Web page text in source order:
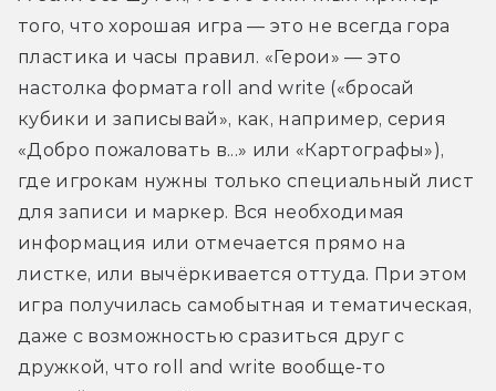
того, что хорошая игра — это не всегда гора
пластика и часы правил. «Герои» — это
настолка формата roll and write («бросай
кубики и записывай», как, например, серия
«Добро пожаловать в...» или «Картографы»),
где игрокам нужны только специальный лист
для записи и маркер. Вся необходимая
информация или отмечается прямо на
листке, или вычёркивается оттуда. При этом
игра получилась самобытная и тематическая,
даже с возможностью сразиться друг с
дружкой, что roll and write вообще-то